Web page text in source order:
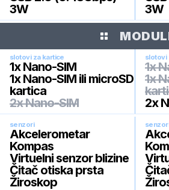
3W
3W
slotovi za kartice
1x Nano-SIM
1x Nano-SIM ili microSD
kartica
2x Nano-SIM
slotovi
1x
1x
2x
senzori
Akcelerometar
Kompas
Virtuelni senzor blizine
Čitač otiska prsta
Žiroskop